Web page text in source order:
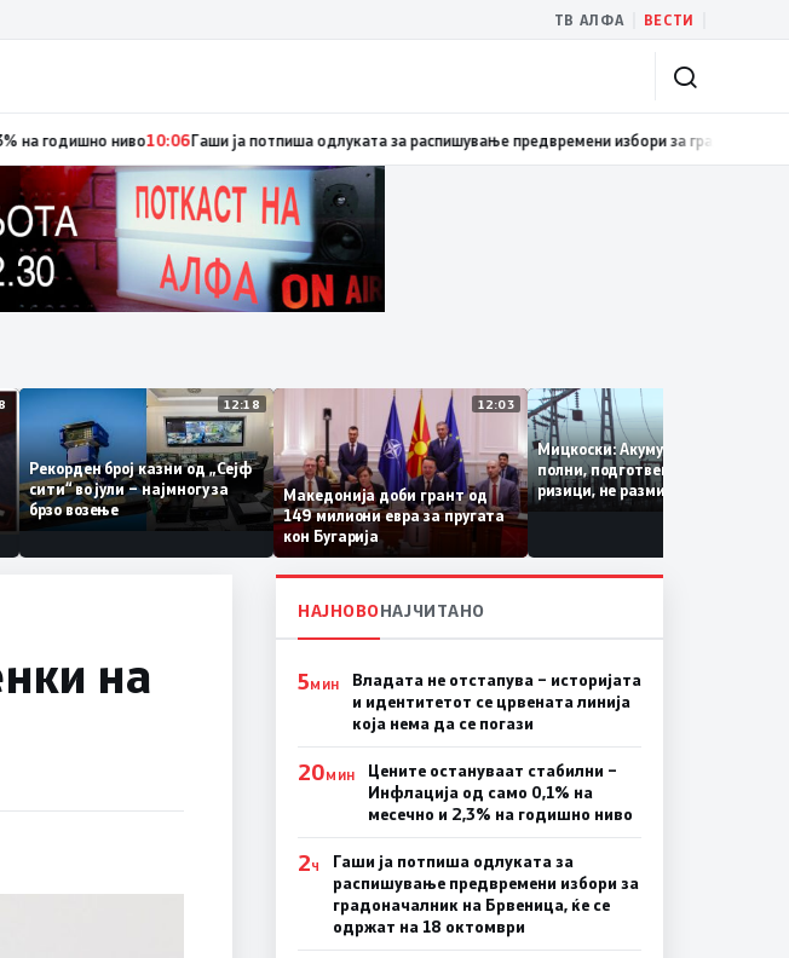
ТВ АЛФА ВЕСТИ
погази12:12Цените остануваат стабилни – Инфлација од само 0,1% на месечно и 2,3% на годишно ниво
12:18
Рекорден број казни од „Сејф
сити“ во јули – најмногу за
брзо возење
12:03
Македонија доби грант од
149 милиони евра за пругата
кон Бугарија
Мицкоски: Акумулациите се
полни, подготвени сме за
ризици, не размислување за
поскапување на струјата
на
НАЈНОВОНАЈЧИТАНО
5МИН
Владата не отстапува – историјата
и идентитетот се црвената линија
која нема да се погази
20МИН
Цените остануваат стабилни –
Инфлација од само 0,1% на
месечно и 2,3% на годишно ниво
2Ч
Гаши ја потпиша одлуката за
распишување предвремени избори за
градоначалник на Брвеница, ќе се
одржат на 18 октомври